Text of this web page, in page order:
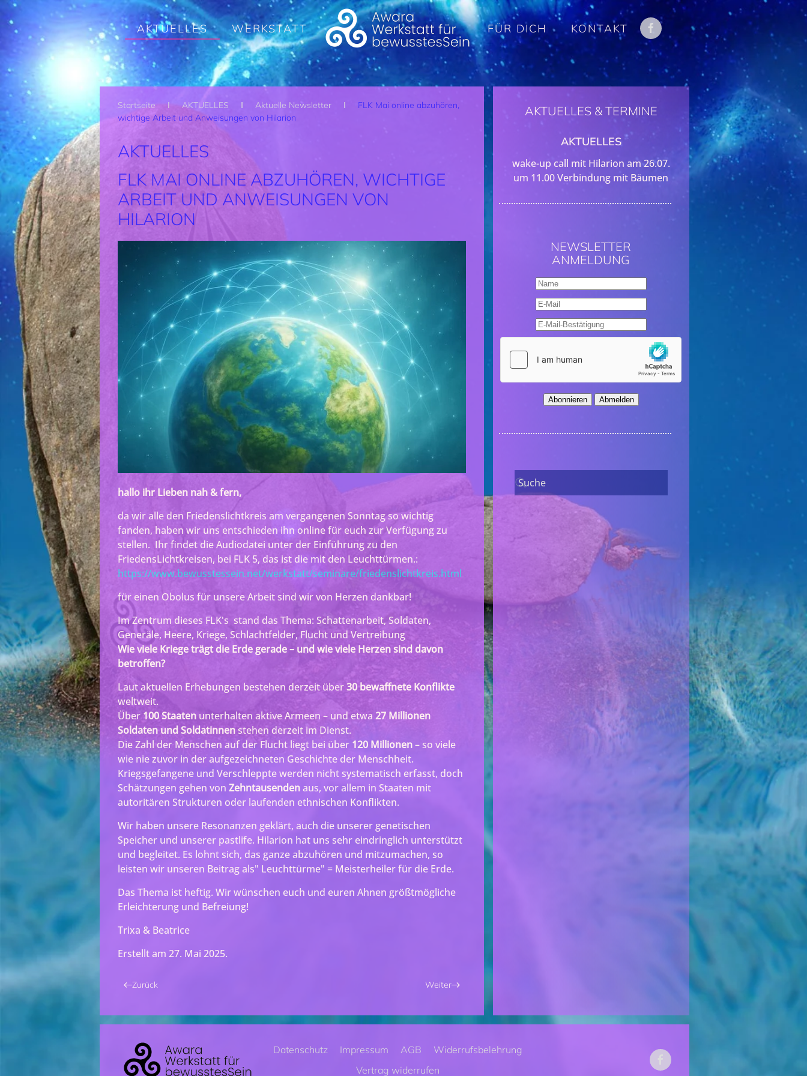
Zum Hauptinhalt springenAKTUELLES WERKSTATT FÜR DICH KONTAKT
Startseite AKTUELLES Aktuelle Newsletter
FLK Mai online abzuhören,
wichtige Arbeit und Anweisungen von Hilarion
AKTUELLES
FLK MAI ONLINE ABZUHÖREN, WICHTIGE
ARBEIT UND ANWEISUNGEN VON
HILARION
hallo ihr Lieben nah & fern,
da wir alle den Friedenslichtkreis am vergangenen Sonntag so wichtig
fanden, haben wir uns entschieden ihn online für euch zur Verfügung zu
stellen. Ihr findet die Audiodatei unter der Einführung zu den
FriedensLichtkreisen, bei FLK 5, das ist die mit den Leuchttürmen.:
https://www.bewusstessein.net/werkstatt/seminare/friedenslichtkreis.html
für einen Obolus für unsere Arbeit sind wir von Herzen dankbar!
Im Zentrum dieses FLK's stand das Thema: Schattenarbeit, Soldaten,
Generäle, Heere, Kriege, Schlachtfelder, Flucht und Vertreibung
Wie viele Kriege trägt die Erde gerade – und wie viele Herzen sind davon
betroffen?
Laut aktuellen Erhebungen bestehen derzeit über30 bewaffnete Konflikte
weltweit.
Über 100 Staaten unterhalten aktive Armeen – und etwa 27 Millionen
Soldaten und Soldatinnenstehen derzeit im Dienst.
Die Zahl der Menschen auf der Flucht liegt bei über 120 Millionen– so viele
wie nie zuvor in der aufgezeichneten Geschichte der Menschheit.
Kriegsgefangene und Verschleppte werden nicht systematisch erfasst, doch
Schätzungen gehen von Zehntausendenaus, vor allem in Staaten mit
autoritären Strukturen oder laufenden ethnischen Konflikten.
Wir haben unsere Resonanzen geklärt, auch die unserer genetischen
Speicher und unserer pastlife. Hilarion hat uns sehr eindringlich unterstützt
und begleitet. Es lohnt sich, das ganze abzuhören und mitzumachen, so
leisten wir unseren Beitrag als" Leuchttürme" = Meisterheiler für die Erde.
Das Thema ist heftig. Wir wünschen euch und euren Ahnen größtmögliche
Erleichterung und Befreiung!
Trixa & Beatrice
Erstellt am 27. Mai 2025.
Zurück Weiter
AKTUELLES & TERMINE
AKTUELLES
wake-up call mit Hilarion am 26.07.
um 11.00 Verbindung mit Bäumen
NEWSLETTER
ANMELDUNG
Abonnieren Abmelden
Datenschutz Impressum AGB
Widerrufsbelehrung
Vertrag widerrufen